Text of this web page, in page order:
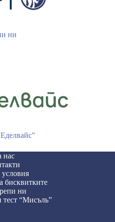
ни
нас
бисквитките
ни
“Мисъль”